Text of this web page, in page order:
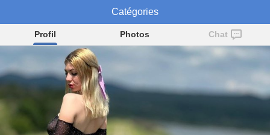
RoxyeSinner
Profil Photos Chat
Catégories